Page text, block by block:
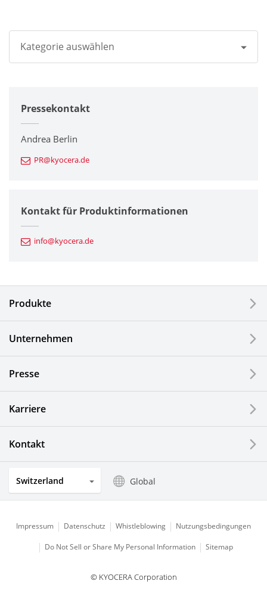
Kategorie auswählen
Unternehmen
Drucker / Multifunktionsgeräte
Feinkeramik-Komponenten
Automotive Komponenten
Elektronische Komponenten & Geräte
Optische Komponenten
Photovoltaiksysteme
Küchenprodukte
Pressekontakt
Andrea Berlin
PR@kyocera.de
Kontakt für Produktinformationen
info@kyocera.de
Produkte
Unternehmen
Presse
Karriere
Kontakt
Switzerland Global
Impressum Datenschutz Whistleblowing Nutzungsbedingungen
Do Not Sell or Share My Personal Information Sitemap
© KYOCERA Corporation